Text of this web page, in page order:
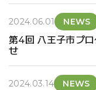
2024.06.01 NEWS
第4回 八王子市プ
せ
2024.03.14 NEWS